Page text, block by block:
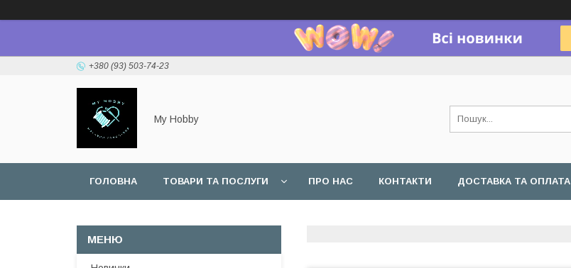
+380 (93) 503-74-23
My Hobby
ГОЛОВНА ТОВАРИ ТА ПОСЛУГИ ПРО НАС КОНТАКТИ ДОСТАВКА ТА ОПЛАТА